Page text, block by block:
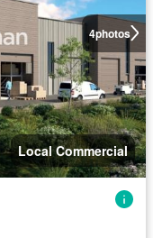
4photos
Local Commercial